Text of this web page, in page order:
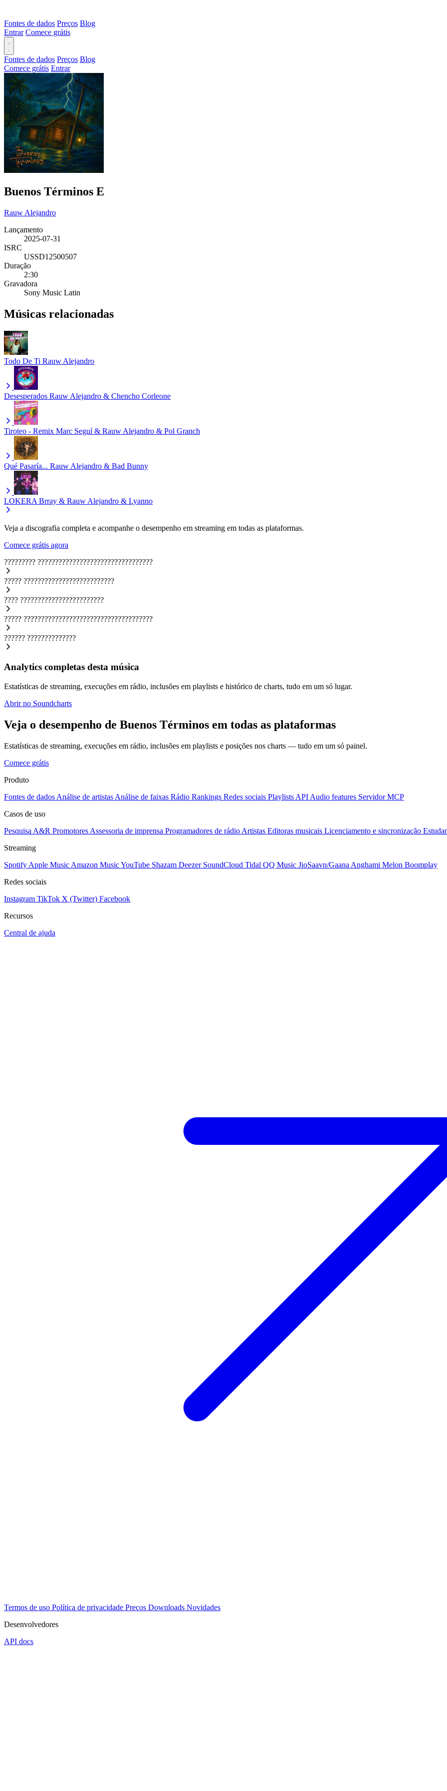
Fontes de dados Preços Blog
Entrar Comece grátis
Fontes de dados Preços Blog
Comece grátis Entrar
Buenos Términos E
Rauw Alejandro
Lançamento
2025-07-31
ISRC
USSD12500507
Duração
2:30
Gravadora
Sony Music Latin
Músicas relacionadas
Todo De Ti Rauw Alejandro
Desesperados Rauw Alejandro & Chencho Corleone
Tiroteo - Remix Marc Seguí & Rauw Alejandro & Pol Granch
Qué Pasaría... Rauw Alejandro & Bad Bunny
LOKERA Brray & Rauw Alejandro & Lyanno
Veja a discografia completa e acompanhe o desempenho em streaming em todas as plataformas.
Comece grátis agora
????????? ?????????????????????????????????
????? ??????????????????????????
???? ????????????????????????
????? ?????????????????????????????????????
?????? ??????????????
Analytics completas desta música
Estatísticas de streaming, execuções em rádio, inclusões em playlists e histórico de charts, tudo em um só lugar.
Abrir no Soundcharts
Veja o desempenho de Buenos Términos em todas as plataformas
Estatísticas de streaming, execuções em rádio, inclusões em playlists e posições nos charts — tudo em um só painel.
Comece grátis
Produto
Fontes de dados Análise de artistas Análise de faixas Rádio Rankings Redes sociais Playlists API Audio features Servidor MCP
Casos de uso
Pesquisa A&R Promotores Assessoria de imprensa Programadores de rádio Artistas Editoras musicais Licenciamento e sincronização
Streaming
Spotify Apple Music Amazon MusicYouTube Shazam Deezer SoundCloud Tidal QQ Music JioSaavn/Gaana Anghami Melon Boomplay
Redes sociais
Instagram TikTok X (Twitter) Facebook
Recursos
Central de ajuda
Termos de uso Política de privacidade Preços Downloads Novidades
Desenvolvedores
API docs